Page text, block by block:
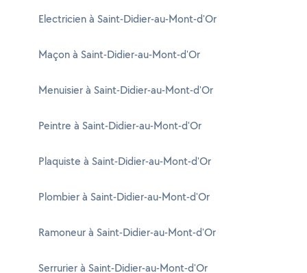
Electricien à Saint-Didier-au-Mont-d'Or
Maçon à Saint-Didier-au-Mont-d'Or
Menuisier à Saint-Didier-au-Mont-d'Or
Peintre à Saint-Didier-au-Mont-d'Or
Plaquiste à Saint-Didier-au-Mont-d'Or
Plombier à Saint-Didier-au-Mont-d'Or
Ramoneur à Saint-Didier-au-Mont-d'Or
Serrurier à Saint-Didier-au-Mont-d'Or